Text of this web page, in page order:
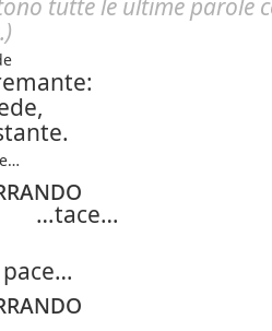
tutte le ultime parole
…tace…